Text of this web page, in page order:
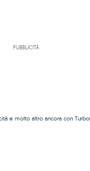
PUBBLICITÀ
e molto altro ancora con Turbo